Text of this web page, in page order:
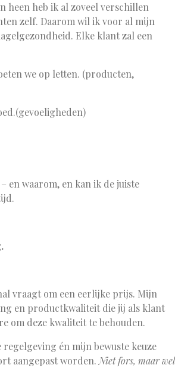
heen heb ik al zoveel verschillen
zelf. Daarom wil ik voor al mijn
Elke klant zal een
we op letten. (producten,
en waarom, en kan ik de juiste
vraagt om een eerlijke prijs. Mijn
en productkwaliteit die jij als klant
om deze kwaliteit te behouden.
én mijn bewuste keuze
aangepast worden. Niet fors, maar wel